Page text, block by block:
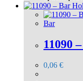
Bar
11090
0,06 €